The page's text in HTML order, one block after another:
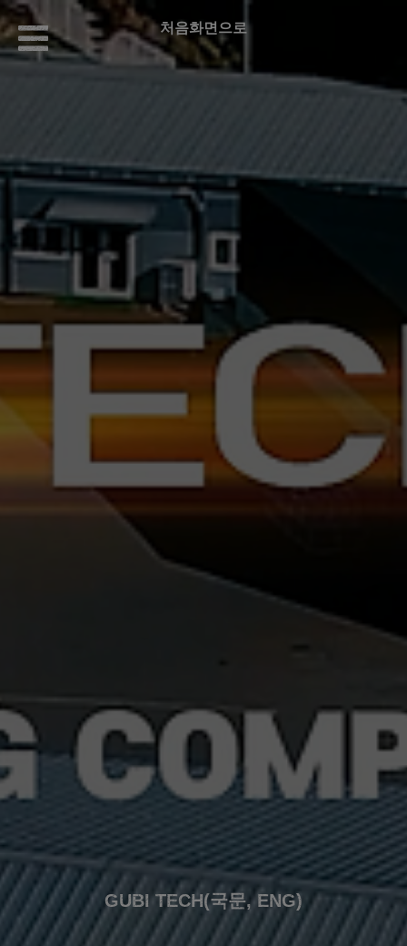
처음화면으로
GUBI TECH(국문, ENG)